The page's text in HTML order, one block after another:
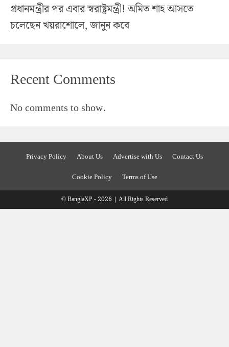
প্রধানমন্ত্রীর পর এবার স্বরাষ্ট্রমন্ত্রী! অমিত শাহ আসতে
চলেছেন খয়রাশোলে, জানুন কবে
Recent Comments
No comments to show.
Privacy Policy About Us Advertise with Us
Contact Us
Cookie Policy
Terms of Use
© BanglaXP - 2026 | All Rights Reserved